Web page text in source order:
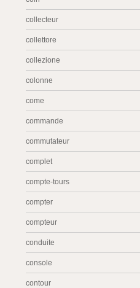
collecteur
collettore
collezione
colonne
come
commande
commutateur
complet
compte-tours
compter
compteur
conduite
console
contour